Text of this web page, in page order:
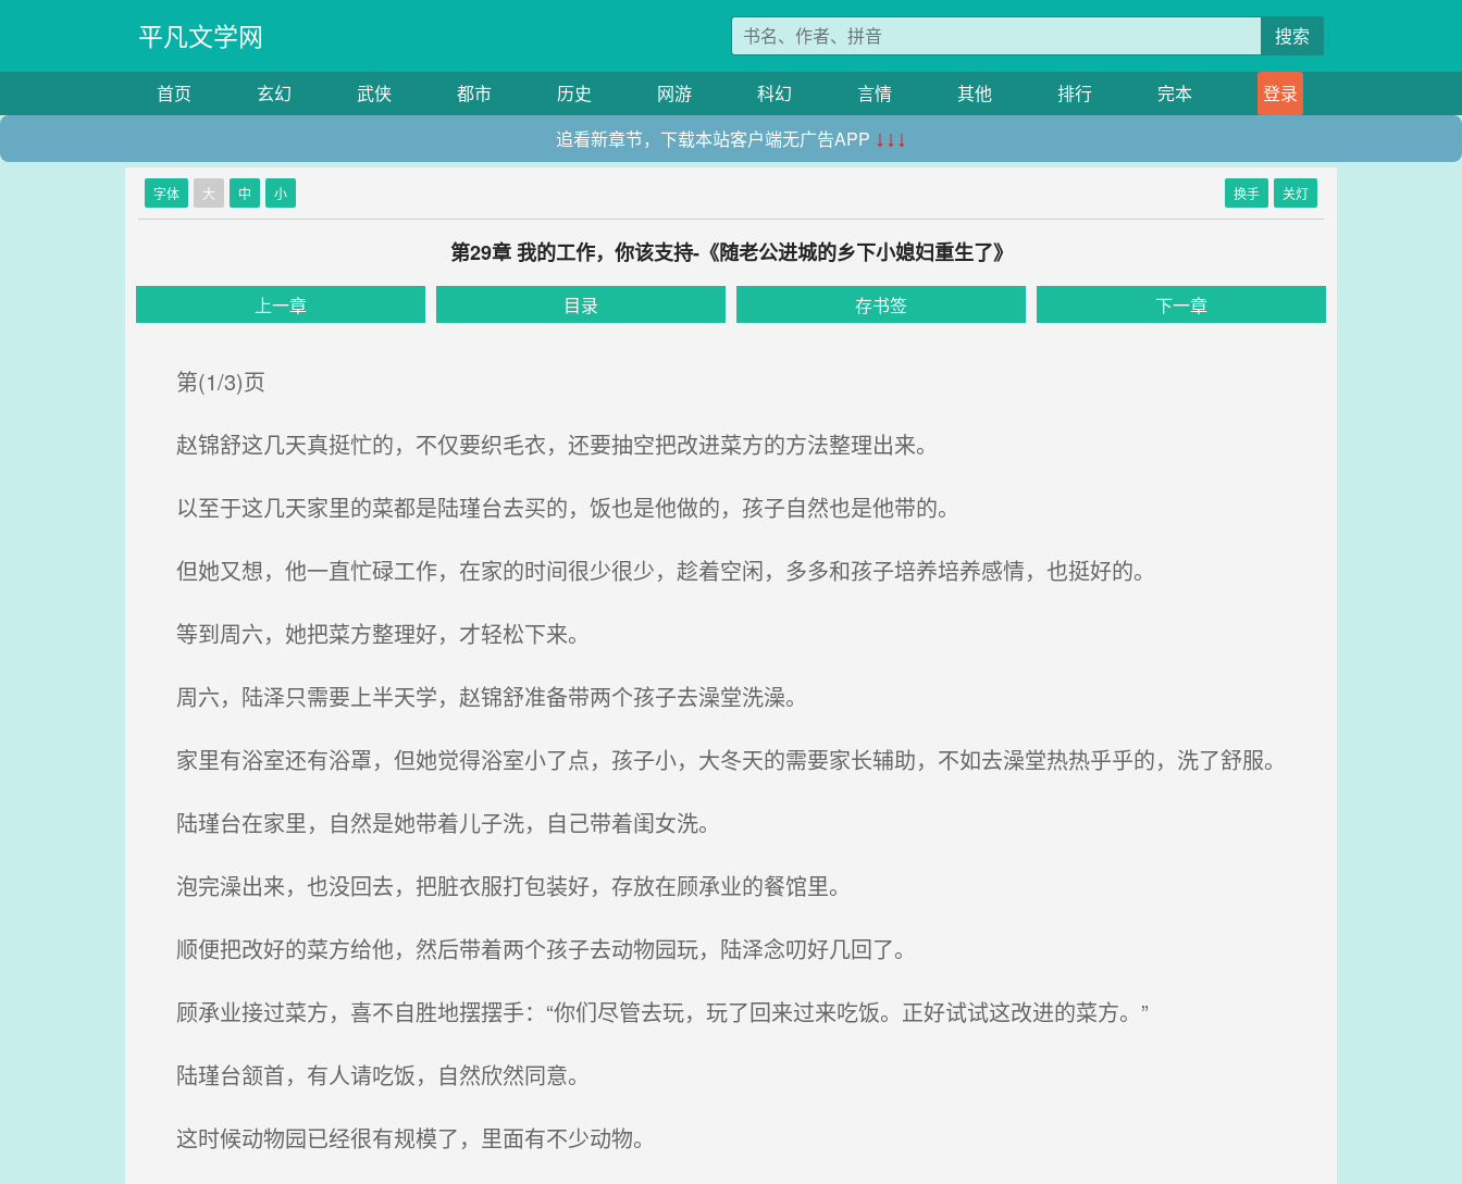
平凡文学网 搜索
首页 玄幻 武侠 都市 历史 网游 科幻 言情 其他 排行 完本
登录
追看新章节，下载本站客户端无广告APP ↓↓↓
字体 大 中 小 换手 关灯
第29章 我的工作，你该支持-《随老公进城的乡下小媳妇重生了》
上一章 目录 存书签 下一章
第(1/3)页
赵锦舒这几天真挺忙的，不仅要织毛衣，还要抽空把改进菜方的方法整理出来。
以至于这几天家里的菜都是陆瑾台去买的，饭也是他做的，孩子自然也是他带的。
但她又想，他一直忙碌工作，在家的时间很少很少，趁着空闲，多多和孩子培养培养感情，也挺好的。
等到周六，她把菜方整理好，才轻松下来。
周六，陆泽只需要上半天学，赵锦舒准备带两个孩子去澡堂洗澡。
家里有浴室还有浴罩，但她觉得浴室小了点，孩子小，大冬天的需要家长辅助，不如去澡堂热热乎乎的，洗了舒服。
陆瑾台在家里，自然是她带着儿子洗，自己带着闺女洗。
泡完澡出来，也没回去，把脏衣服打包装好，存放在顾承业的餐馆里。
顺便把改好的菜方给他，然后带着两个孩子去动物园玩，陆泽念叨好几回了。
顾承业接过菜方，喜不自胜地摆摆手：“你们尽管去玩，玩了回来过来吃饭。正好试试这改进的菜方。”
陆瑾台颔首，有人请吃饭，自然欣然同意。
这时候动物园已经很有规模了，里面有不少动物。